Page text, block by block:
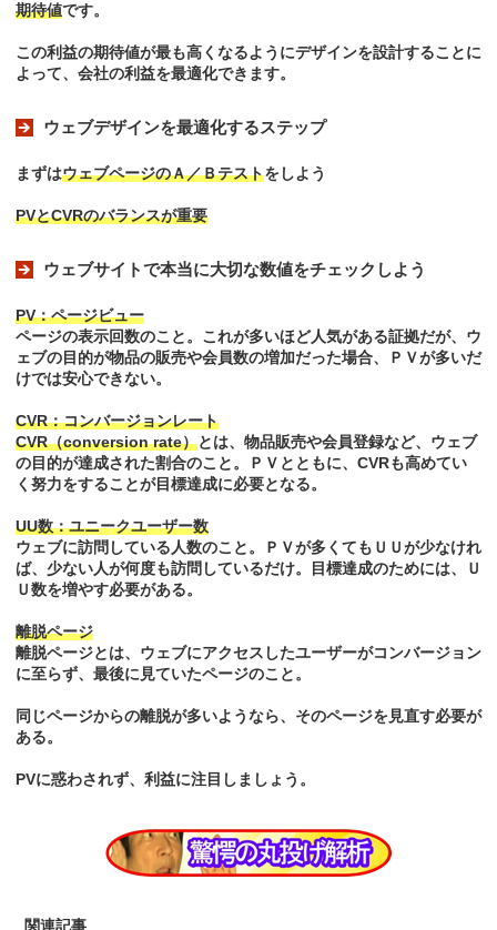
期待値です。
この利益の期待値が最も高くなるようにデザインを設計することに
よって、会社の利益を最適化できます。
ウェブデザインを最適化するステップ
まずはウェブページのＡ／Ｂテストをしよう
PVとCVRのバランスが重要
ウェブサイトで本当に大切な数値をチェックしよう
PV：ページビュー
ページの表示回数のこと。これが多いほど人気がある証拠だが、ウ
ェブの目的が物品の販売や会員数の増加だった場合、ＰＶが多いだ
けでは安心できない。
CVR：コンバージョンレート
CVR（conversion rate）とは、物品販売や会員登録など、ウェブ
の目的が達成された割合のこと。ＰＶとともに、CVRも高めてい
く努力をすることが目標達成に必要となる。
UU数：ユニークユーザー数
ウェブに訪問している人数のこと。ＰＶが多くてもＵＵが少なけれ
ば、少ない人が何度も訪問しているだけ。目標達成のためには、Ｕ
Ｕ数を増やす必要がある。
離脱ページ
離脱ページとは、ウェブにアクセスしたユーザーがコンバージョン
に至らず、最後に見ていたページのこと。
同じページからの離脱が多いようなら、そのページを見直す必要が
ある。
PVに惑わされず、利益に注目しましょう。
関連記事